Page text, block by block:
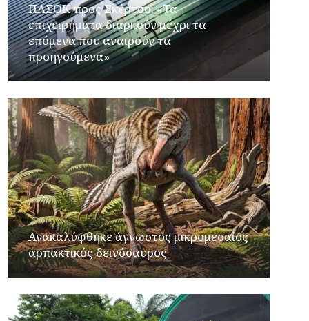
ΠΑΣΟΚ προς Σκέρτσο: «Τα
επιχειρήματα διαρκούν μέχρι τα
επόμενα που αναιρούν τα
προηγούμενα»
Ανακαλύφθηκε άγνωστος μικρομεσαίος
αρπακτικός δεινόσαυρος